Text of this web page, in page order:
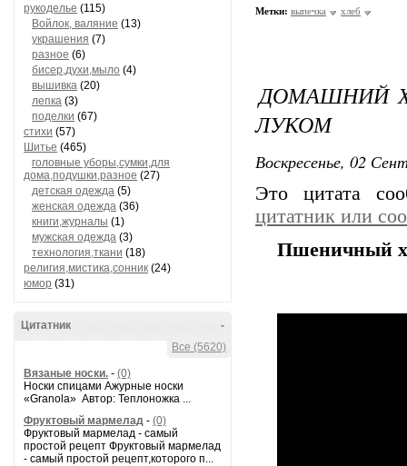
рукоделье (115)
Войлок, валяние (13)
украшения (7)
разное (6)
бисер,духи,мыло (4)
вышивка (20)
лепка (3)
поделки (67)
стихи (57)
Шитье (465)
головные уборы,сумки,для
дома,подушки,разное (27)
детская одежда (5)
женская одежда (36)
книги,журналы (1)
мужская одежда (3)
технология,ткани (18)
религия,мистика,сонник (24)
юмор (31)
-
Цитатник
Все (5620)
Вязаные носки. - (0)
Носки спицами Ажурные носки
«Granola» Автор: Теплоножка ...
Фруктовый мармелад - (0)
Фруктовый мармелад - самый
простой рецепт Фруктовый мармелад
- самый простой рецепт,которого п...
Метки: выпечка хлеб
ДОМАШНИЙ
ЛУКОМ
Воскресенье, 02
Это цитата
цитатник или
Пшеничный